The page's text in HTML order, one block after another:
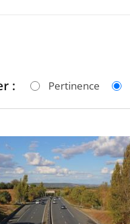
: Pertinence